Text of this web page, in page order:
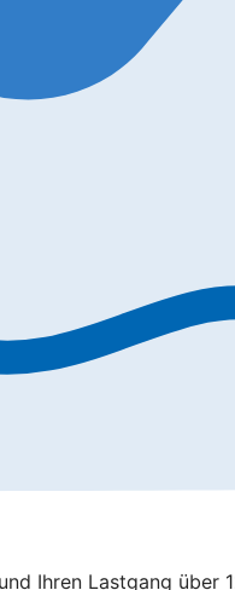
Ihren Lastgang über